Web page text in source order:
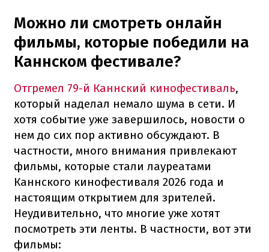
Можно ли смотреть онлайн
фильмы, которые победили на
Каннском фестивале?
Отгремел 79-й Каннский кинофестиваль,
который наделал немало шума в сети. И
хотя событие уже завершилось, новости о
нем до сих пор активно обсуждают. В
частности, много внимания привлекают
фильмы, которые стали лауреатами
Каннского кинофестиваля 2026 года и
настоящим открытием для зрителей.
Неудивительно, что многие уже хотят
посмотреть эти ленты. В частности, вот эти
фильмы: